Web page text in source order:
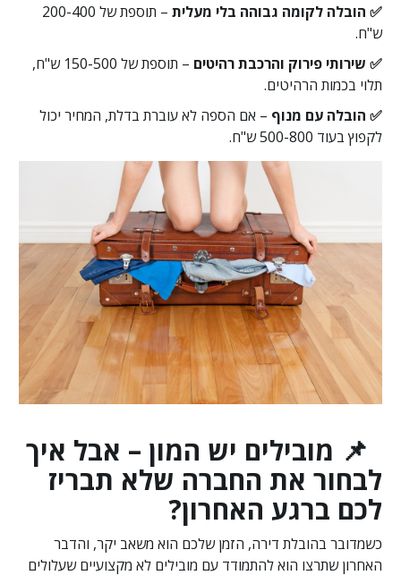
✅ הובלה לקומה גבוהה בלי מעלית
– תוספת של 200-400
ש"ח.
✅ שירותי פירוק והרכבת רהיטים –
תוספת של 150-500 ש"ח,
תלוי בכמות הרהיטים.
✅ הובלה עם מנוף – אם הספה לא עוברת בדלת, המחיר יכול
לקפוץ בעוד 500-800 ש"ח.
📌 מובילים יש המון – אבל איך
לבחור את החברה שלא תבריז
לכם ברגע האחרון?
כשמדובר בהובלת דירה, הזמן שלכם הוא משאב יקר, והדבר
האחרון שתרצו הוא להתמודד עם מובילים לא מקצועיים שעלולים